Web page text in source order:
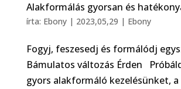
Alakformálás gyorsan és
írta: Ebony| 2023,05,29 | Ebony
Fogyj, feszesedj és formálódj
Bámulatos változás Érden
gyors alakformáló kezelésünket, a